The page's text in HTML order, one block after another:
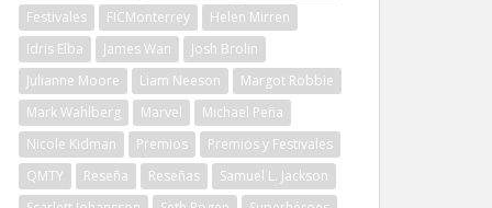
Festivales
FICMonterrey
Helen Mirren
Idris Elba
James Wan
Josh Brolin
Julianne Moore
Liam Neeson
Margot Robbie
Mark Wahlberg
Marvel
Michael Peña
Nicole Kidman
Premios
Premios y Festivales
QMTY
Reseña Reseñas
Samuel L. Jackson